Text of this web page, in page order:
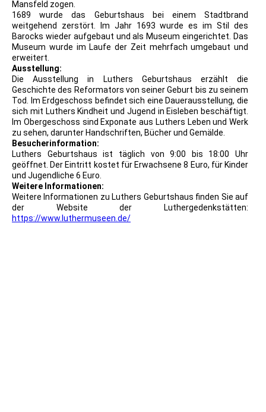
Mansfeld zogen.
1689 wurde das Geburtshaus bei einem Stadtbrand
weitgehend zerstört. Im Jahr 1693 wurde es im Stil des
Barocks wieder aufgebaut und als Museum eingerichtet. Das
Museum wurde im Laufe der Zeit mehrfach umgebaut und
erweitert.
Ausstellung:
Die Ausstellung in Luthers Geburtshaus erzählt die
Geschichte des Reformators von seiner Geburt bis zu seinem
Tod. Im Erdgeschoss befindet sich eine Dauerausstellung, die
sich mit Luthers Kindheit und Jugend in Eisleben beschäftigt.
Im Obergeschoss sind Exponate aus Luthers Leben und Werk
zu sehen, darunter Handschriften, Bücher und Gemälde.
Besucherinformation:
Luthers Geburtshaus ist täglich von 9:00 bis 18:00 Uhr
geöffnet. Der Eintritt kostet für Erwachsene 8 Euro, für Kinder
und Jugendliche 6 Euro.
Weitere Informationen:
Weitere Informationen zu Luthers Geburtshaus finden Sie auf
der Website der Luthergedenkstätten:
https://www.luthermuseen.de/